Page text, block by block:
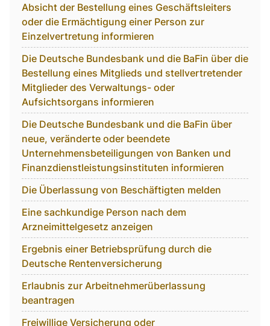
Absicht der Bestellung eines Geschäftsleiters
oder die Ermächtigung einer Person zur
Einzelvertretung informieren
Die Deutsche Bundesbank und die BaFin über die
Bestellung eines Mitglieds und stellvertretender
Mitglieder des Verwaltungs- oder
Aufsichtsorgans informieren
Die Deutsche Bundesbank und die BaFin über
neue, veränderte oder beendete
Unternehmensbeteiligungen von Banken und
Finanzdienstleistungsinstituten informieren
Die Überlassung von Beschäftigten melden
Eine sachkundige Person nach dem
Arzneimittelgesetz anzeigen
Ergebnis einer Betriebsprüfung durch die
Deutsche Rentenversicherung
Erlaubnis zur Arbeitnehmerüberlassung
beantragen
Freiwillige Versicherung oder